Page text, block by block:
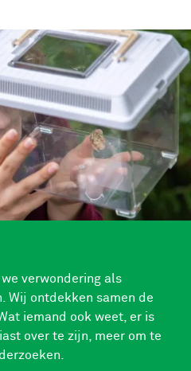
verwondering als
Wij ontdekken samen de
iemand ook weet, er is
over te zijn, meer om te